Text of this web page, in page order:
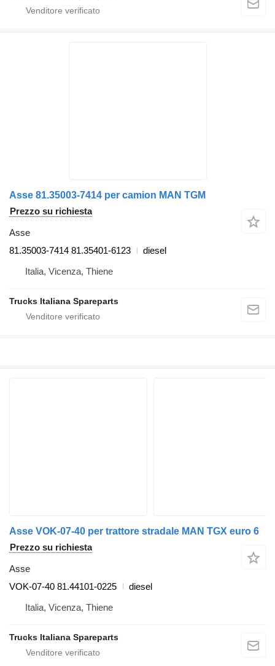
Asse 81.35003-7414 per camion MAN TGM
Prezzo su richiesta
Asse
81.35003-7414 81.35401-6123
diesel
Italia, Vicenza, Thiene
Trucks Italiana Spareparts
Asse VOK-07-40 per trattore stradale MAN TGX euro 6
Prezzo su richiesta
Asse
VOK-07-40 81.44101-0225
diesel
Italia, Vicenza, Thiene
Trucks Italiana Spareparts